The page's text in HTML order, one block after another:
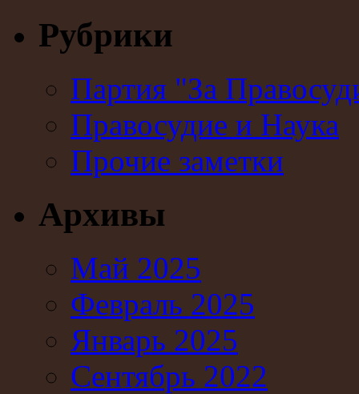
Рубрики
Партия "За
Правосудие и Наука
Прочие заметки
Архивы
Май 2025
Февраль 2025
Январь 2025
Сентябрь 2022